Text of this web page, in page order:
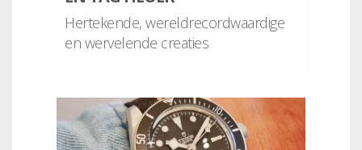
Hertekende, wereldrecordwaardige
en wervelende creaties